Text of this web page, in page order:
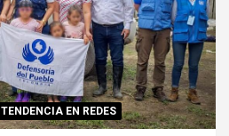
TENDENCIA EN REDES